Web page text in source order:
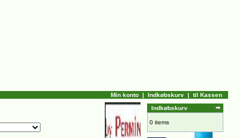
Min konto | Indkøbskurv | til Kassen
Indkøbskurv
0 items